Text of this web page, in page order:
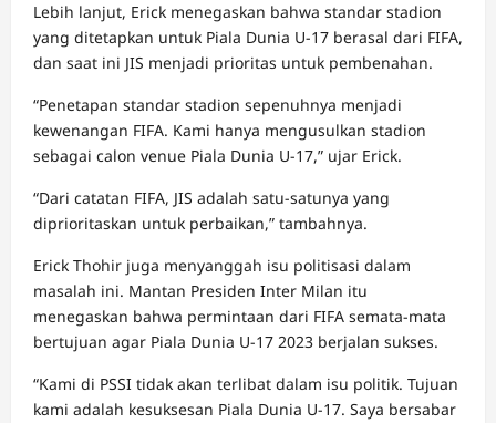
Lebih lanjut, Erick menegaskan bahwa standar stadion
yang ditetapkan untuk Piala Dunia U-17 berasal dari FIFA,
dan saat ini JIS menjadi prioritas untuk pembenahan.
“Penetapan standar stadion sepenuhnya menjadi
kewenangan FIFA. Kami hanya mengusulkan stadion
sebagai calon venue Piala Dunia U-17,” ujar Erick.
“Dari catatan FIFA, JIS adalah satu-satunya yang
diprioritaskan untuk perbaikan,” tambahnya.
Erick Thohir juga menyanggah isu politisasi dalam
masalah ini. Mantan Presiden Inter Milan itu
menegaskan bahwa permintaan dari FIFA semata-mata
bertujuan agar Piala Dunia U-17 2023 berjalan sukses.
“Kami di PSSI tidak akan terlibat dalam isu politik. Tujuan
kami adalah kesuksesan Piala Dunia U-17. Saya bersabar